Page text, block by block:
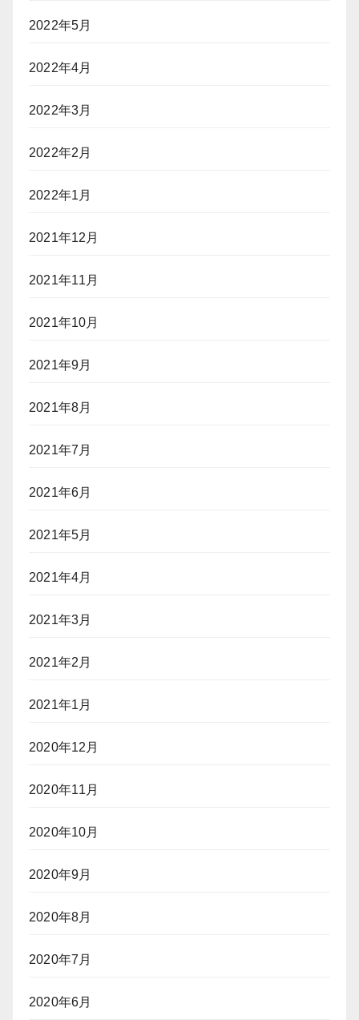
2022年5月
2022年4月
2022年3月
2022年2月
2022年1月
2021年12月
2021年11月
2021年10月
2021年9月
2021年8月
2021年7月
2021年6月
2021年5月
2021年4月
2021年3月
2021年2月
2021年1月
2020年12月
2020年11月
2020年10月
2020年9月
2020年8月
2020年7月
2020年6月